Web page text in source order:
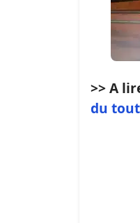
>> A
du tout